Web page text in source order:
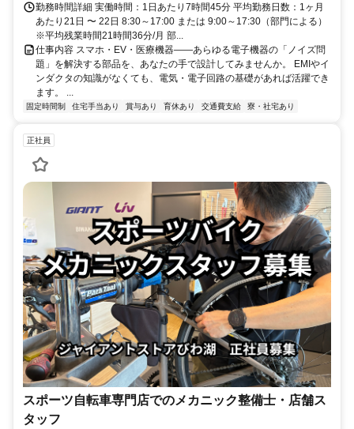
勤務時間詳細 実働時間：1日あたり7時間45分 平均勤務日数：1ヶ月
あたり21日 〜 22日 8:30～17:00 または 9:00～17:30（部門による）
※平均残業時間21時間36分/月 部...
仕事内容 スマホ・EV・医療機器——あらゆる電子機器の「ノイズ問
題」を解決する部品を、あなたの手で設計してみませんか。 EMIやイ
ンダクタの知識がなくても、電気・電子回路の基礎があれば活躍でき
ます。 ...
固定時間制 住宅手当あり 賞与あり 育休あり 交通費支給 寮・社宅あり
正社員
スポーツ自転車専門店でのメカニック整備士・店舗ス
タッフ